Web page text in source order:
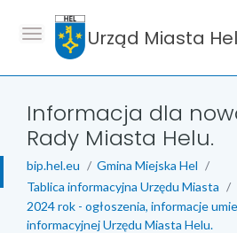
Urząd Miasta
Informacja dla
Rady Miasta Helu.
bip.hel.eu
Gmina Miejska Hel
Tablica informacyjna Urzędu Miasta
2024 rok - ogłoszenia, informacje
informacyjnej Urzędu Miasta Helu.